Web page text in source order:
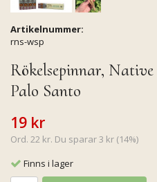
Artikelnummer:
rns-wsp
Rökelsepinnar,
Palo Santo
19 kr
Ord. 22 kr. Du sparar 3 kr (14%)
Finns i lager